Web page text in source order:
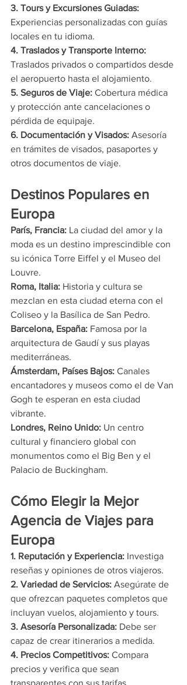
3. Tours y Excursiones Guiadas:
Experiencias personalizadas con guías
locales en tu idioma.
4. Traslados y Transporte Interno:
Traslados privados o compartidos desde
el aeropuerto hasta el alojamiento.
5. Seguros de Viaje: Cobertura médica
y protección ante cancelaciones o
pérdida de equipaje.
6. Documentación y Visados: Asesoría
en trámites de visados, pasaportes y
otros documentos de viaje.
Destinos Populares en
Europa
París, Francia: La ciudad del amor y la
moda es un destino imprescindible con
su icónica Torre Eiffel y el Museo del
Louvre.
Roma, Italia: Historia y cultura se
mezclan en esta ciudad eterna con el
Coliseo y la Basílica de San Pedro.
Barcelona, España: Famosa por la
arquitectura de Gaudí y sus playas
mediterráneas.
Ámsterdam, Países Bajos: Canales
encantadores y museos como el de Van
Gogh te esperan en esta ciudad
vibrante.
Londres, Reino Unido: Un centro
cultural y financiero global con
monumentos como el Big Ben y el
Palacio de Buckingham.
Cómo Elegir la Mejor
Agencia de Viajes para
Europa
1. Reputación y Experiencia: Investiga
reseñas y opiniones de otros viajeros.
2. Variedad de Servicios: Asegúrate de
que ofrezcan paquetes completos que
incluyan vuelos, alojamiento y tours.
3. Asesoría Personalizada: Debe ser
capaz de crear itinerarios a medida.
4. Precios Competitivos: Compara
precios y verifica que sean